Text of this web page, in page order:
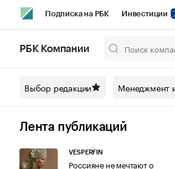
Подписка на РБК Инвестиции
Спецпроекты СПб
Технологии и медиа
РБК Компании
Выбор редакции Менеджмент
Лента публикаций
VESPERFIN
Россияне не мечтают о